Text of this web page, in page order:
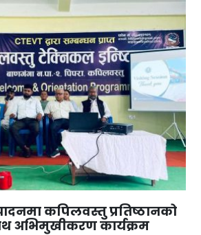
कपिलवस्तु प्रतिष्ठानको
अभिमुखीकरण कार्यक्रम